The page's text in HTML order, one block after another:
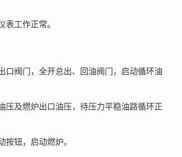
工作正常。
阀门，全开总出、回油阀门，启动循环油
及燃炉出口油压，待压力平稳油路循环正
钮，启动燃炉。